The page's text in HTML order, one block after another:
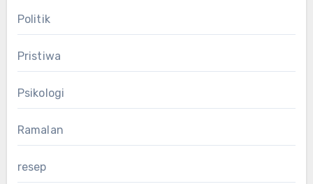
Politik
Pristiwa
Psikologi
Ramalan
resep